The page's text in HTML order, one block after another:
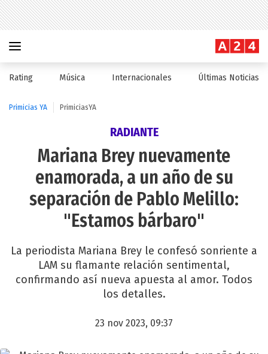
Rating Música Internacionales Últimas Noticias
Primicias YA PrimiciasYA
RADIANTE
Mariana Brey nuevamente
enamorada, a un año de su
separación de Pablo Melillo:
"Estamos bárbaro"
La periodista Mariana Brey le confesó sonriente a
LAM su flamante relación sentimental,
confirmando así nueva apuesta al amor. Todos
los detalles.
23 nov 2023, 09:37